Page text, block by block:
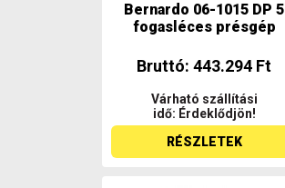
Bernardo 06-1015 DP 5
fogasléces présgép
Bruttó: 443.294 Ft
Várható szállítási
idő: Érdeklődjön!
RÉSZLETEK